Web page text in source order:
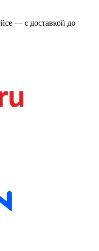
— с доставкой до